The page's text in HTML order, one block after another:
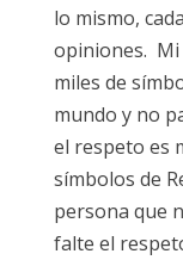
lo mismo,
opiniones. Mi
miles de
mundo y no
el respeto es
símbolos de
persona que
falte el